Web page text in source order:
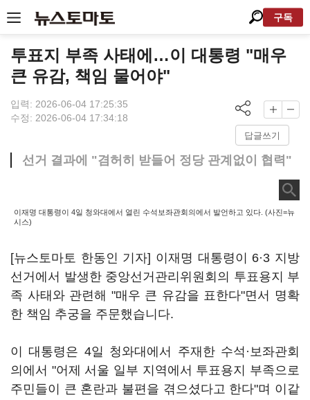
구독
투표지 부족 사태에…이 대통령 "매우
큰 유감, 책임 물어야"
입력: 2026-06-04 17:25:35
수정: 2026-06-04 17:34:18
답글쓰기
선거 결과에 "겸허히 받들어 정당 관계없이 협력"
이재명 대통령이 4일 청와대에서 열린 수석보좌관회의에서 발언하고 있다. (사진=뉴
시스)
[뉴스토마토 한동인 기자] 이재명 대통령이 6·3 지방
선거에서 발생한 중앙선거관리위원회의 투표용지 부
족 사태와 관련해 "매우 큰 유감을 표한다"면서 명확
한 책임 추궁을 주문했습니다.
이 대통령은 4일 청와대에서 주재한 수석·보좌관회
의에서 "어제 서울 일부 지역에서 투표용지 부족으로
주민들이 큰 혼란과 불편을 겪으셨다고 한다"며 이같